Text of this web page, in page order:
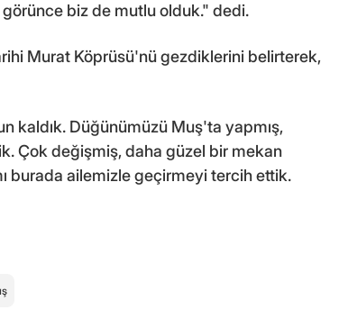
biz de mutlu olduk." dedi.
Murat Köprüsü'nü gezdiklerini belirterek,
kaldık. Düğünümüzü Muş'ta yapmış,
Çok değişmiş, daha güzel bir mekan
burada ailemizle geçirmeyi tercih ettik.